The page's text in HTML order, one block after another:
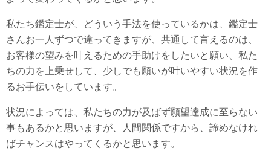
私たち鑑定士が、どういう手法を使っているかは、鑑定士
さんお一人ずつで違ってきますが、共通して言えるのは、
お客様の望みを叶えるための手助けをしたいと願い、私た
ちの力を上乗せして、少しでも願いが叶いやすい状況を作
るお手伝いをしています。
状況によっては、私たちの力が及ばず願望達成に至らない
事もあるかと思いますが、人間関係ですから、諦めなけれ
ばチャンスはやってくるかと思います。